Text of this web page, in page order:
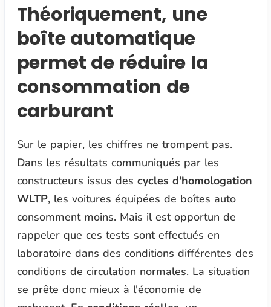
Théoriquement, une
boîte automatique
permet de réduire la
consommation de
carburant
Sur le papier, les chiffres ne trompent pas.
Dans les résultats communiqués par les
constructeurs issus des cycles d'homologation
WLTP, les voitures équipées de boîtes auto
consomment moins. Mais il est opportun de
rappeler que ces tests sont effectués en
laboratoire dans des conditions différentes des
conditions de circulation normales. La situation
se prête donc mieux à l'économie de